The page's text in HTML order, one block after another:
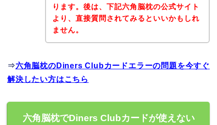
ります。後は、下記六角脳枕の公式サイト
より、直接質問されてみるといいかもしれ
ません。
⇒六角脳枕のDiners Clubカードエラーの問題を今すぐ
解決したい方はこちら
六角脳枕でDiners Clubカードが使えない